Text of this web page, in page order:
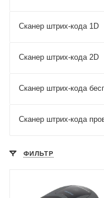
Сканер штрих-кода 1D
Сканер штрих-кода 2D
Сканер штрих-кода
Сканер штрих-кода
ФИЛЬТР